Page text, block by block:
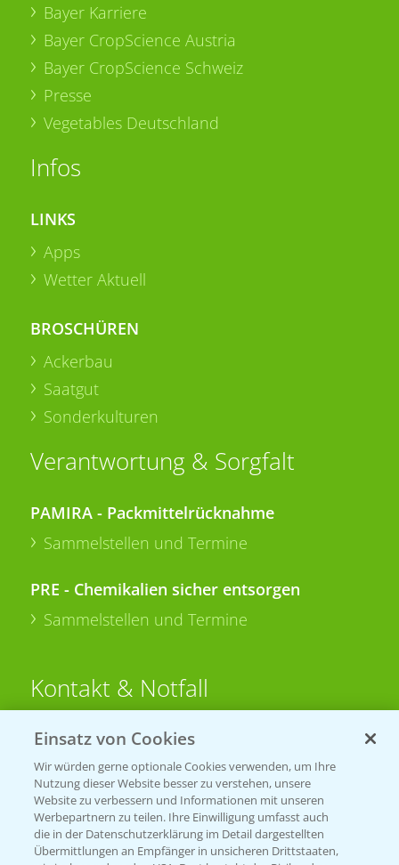
Bayer Karriere
Bayer CropScience Austria
Bayer CropScience Schweiz
Presse
Vegetables Deutschland
Infos
LINKS
Apps
Wetter Aktuell
BROSCHÜREN
Ackerbau
Saatgut
Sonderkulturen
Verantwortung & Sorgfalt
PAMIRA - Packmittelrücknahme
Sammelstellen und Termine
PRE - Chemikalien sicher entsorgen
Sammelstellen und Termine
Kontakt & Notfall
Beratung auf WhatsApp
T.+49 (0)174 346 564 1
KONTAKT
Einsatz von Cookies
Wir würden gerne optionale Cookies verwenden, um Ihre
Nutzung dieser Website besser zu verstehen, unsere
Website zu verbessern und Informationen mit unseren
Werbepartnern zu teilen. Ihre Einwilligung umfasst auch
die in der Datenschutzerklärung im Detail dargestellten
Übermittlungen an Empfänger in unsicheren Drittstaaten,